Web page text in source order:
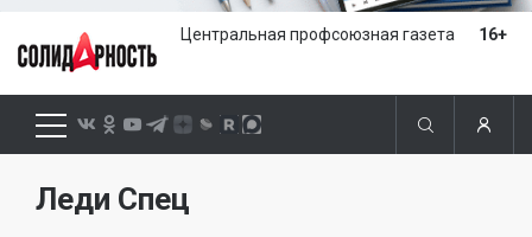
Центральная профсоюзная газета 16+
Леди Спец